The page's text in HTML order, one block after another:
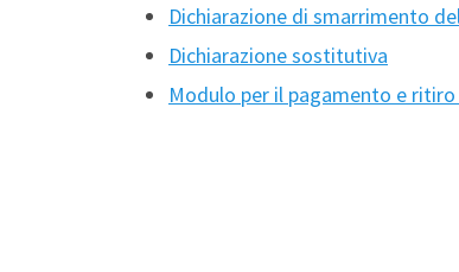
Dichiarazione di smarrimento
Dichiarazione sostitutiva
Modulo per il pagamento e ritiro